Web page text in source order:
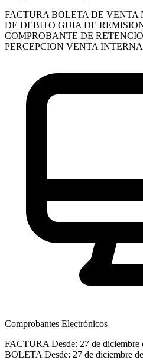
FACTURA BOLETA DE VENTA
DE DEBITO GUIA DE
COMPROBANTE DE
PERCEPCION VENTA INTERNA
Comprobantes Electrónicos
FACTURA Desde: 27 de diciembre
BOLETA Desde: 27 de diciembre